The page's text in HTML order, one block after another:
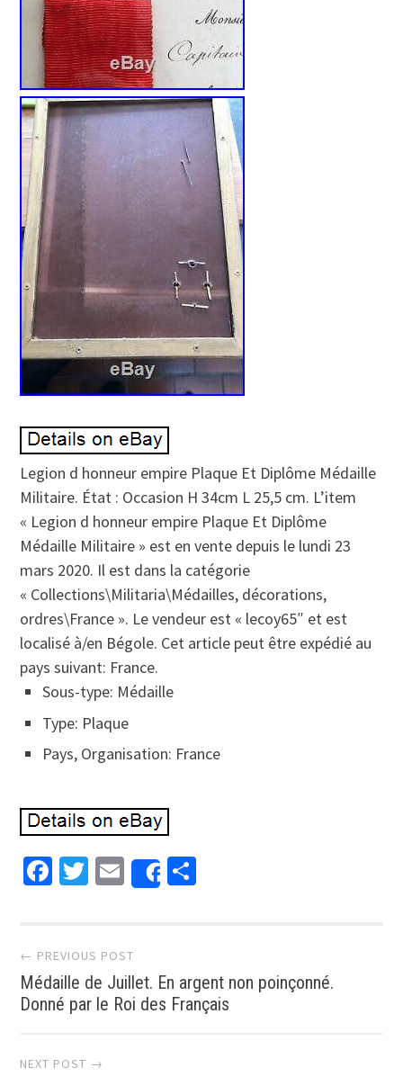
Legion d honneur empire Plaque Et Diplôme Médaille
Militaire. État : Occasion H 34cm L 25,5 cm. L’item
« Legion d honneur empire Plaque Et Diplôme
Médaille Militaire » est en vente depuis le lundi 23
mars 2020. Il est dans la catégorie
« Collections\Militaria\Médailles, décorations,
ordres\France ». Le vendeur est « lecoy65″ et est
localisé à/en Bégole. Cet article peut être expédié au
pays suivant: France.
Sous-type: Médaille
Type: Plaque
Pays, Organisation: France
Facebook
Twitter
EmailShare
Post navigation
← PREVIOUS POST
Médaille de Juillet. En argent non poinçonné.
Donné par le Roi des Français
NEXT POST →